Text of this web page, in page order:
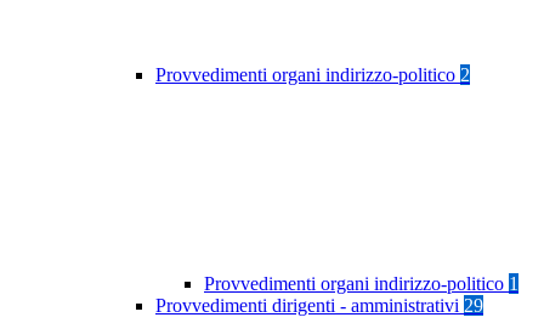
Provvedimenti organi indirizzo-politico 2
Provvedimenti organi indirizzo-politico 1
Provvedimenti dirigenti - amministrativi 29